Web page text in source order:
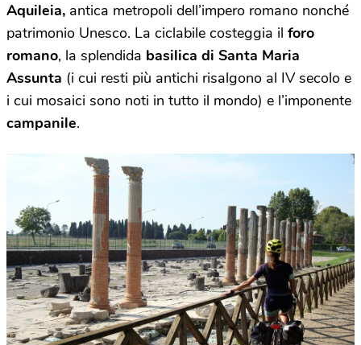
Aquileia, antica metropoli dell’impero romano nonché
patrimonio Unesco. La ciclabile costeggia il foro
romano, la splendida basilica di Santa Maria
Assunta (i cui resti più antichi risalgono al IV secolo e
i cui mosaici sono noti in tutto il mondo) e l’imponente
campanile.